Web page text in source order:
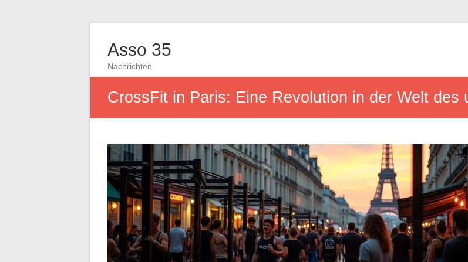
Asso 35
Nachrichten
CrossFit in Paris: Eine Revolution in der Welt des